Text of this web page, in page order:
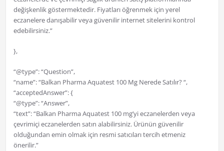
değişkenlik göstermektedir. Fiyatları öğrenmek için yerel
eczanelere danışabilir veya güvenilir internet sitelerini kontrol
edebilirsiniz.”
},
“@type”: “Question”,
“name”: “Balkan Pharma Aquatest 100 Mg Nerede Satılır? “,
“acceptedAnswer”: {
“@type”: “Answer”,
“text”: “Balkan Pharma Aquatest 100 mg’yi eczanelerden veya
çevrimiçi eczanelerden satın alabilirsiniz. Ürünün güvenilir
olduğundan emin olmak için resmi satıcıları tercih etmeniz
önerilir.”